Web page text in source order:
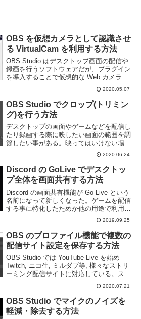
OBS を仮想カメラとして認識させ
る VirtualCam を利用する方法
OBS Studio はデスクトップ画面の配信や
録画を行うソフトウェアだが、プラグイン
を導入することで仮想的な Web カメラと
して利用することも可能だ。仮想 Web カ
メラとして利用できればビデオ通話の際に
OBS の画面を映すことができ...
2020.05.07
OBS Studio でクロップ(トリミン
グ)を行う方法
デスクトップの画面やゲームなどを配信し
たり録画する際に映したい画面の範囲を調
節したい事がある。映ってはいけない場所
を隠したりよく見てほしいところだけを表
示するように設定するのは見やすい動画を
作る上で重要だ。ゲームやデスクトップの
配信・録画を...
2020.06.24
Discord の GoLive でデスクトッ
プ全体を画面共有する方法
Discord の画面共有機能が Go Live という
名前になって新しくなった。ゲームを配信
する事に特化したためか他の用途で利用し
ている人々にとっては多少不便になってし
まった。特に画面全体の共有ができなくな
ったのは困る人も多いだろう。この...
2019.09.25
OBS のプロファイル機能で複数の
配信サイト設定を保存する方法
OBS Studio では YouTube Live を始め
Twitch, ニコ生, ミルダブ等, 様々なストリ
ーミング配信サイトに対応している。スト
リーミングをする人の中には、配信するゲ
ームや内容などによって複数の配信サイト
を使い分けて...
2020.07.21
OBS Studio でマイクのノイズを
軽減・除去する方法